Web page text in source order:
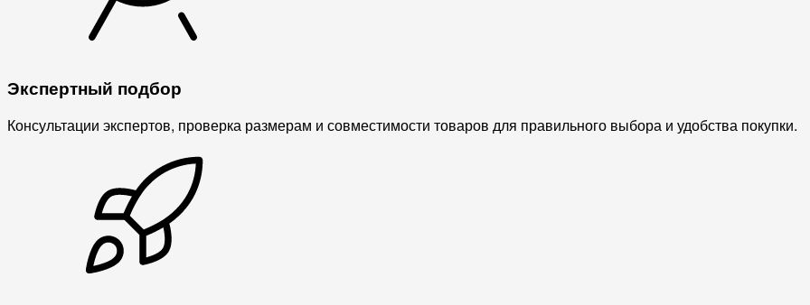
Экспертный подбор
Консультации экспертов, проверка размерам и совместимости товаров для правильного выбора и удобства покупки.